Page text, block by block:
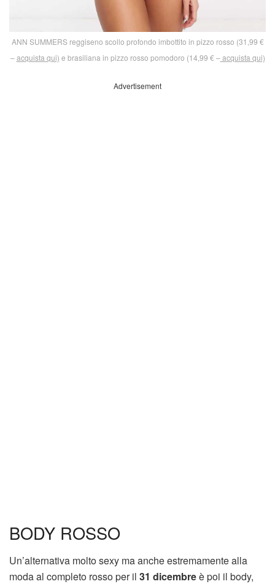
ANN SUMMERS reggiseno scollo profondo imbottito in pizzo rosso (31,99 €
–acquista qui) e brasiliana in pizzo rosso pomodoro (14,99 € –acquista qui)
Advertisement
BODY ROSSO
Un’alternativa molto sexy ma anche estremamente alla
moda al completo rosso per il 31 dicembreè poi il body,